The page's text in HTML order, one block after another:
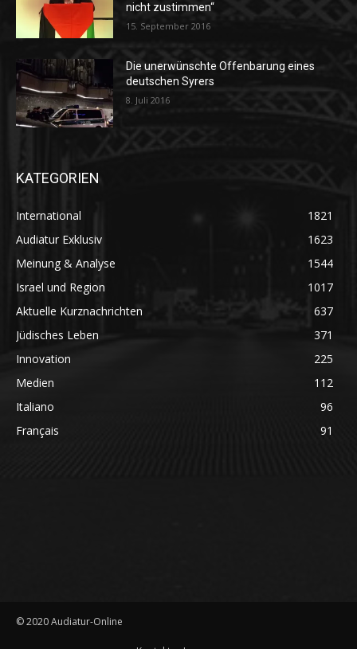
nicht zustimmen“
15. September 2016
Die unerwünschte Offenbarung eines
deutschen Syrers
8. Juli 2016
KATEGORIEN
International
1821
Audiatur Exklusiv
1623
Meinung & Analyse
1544
Israel und Region
1017
Aktuelle Kurznachrichten
637
Jüdisches Leben
371
Innovation
225
Medien
112
Italiano
96
Français
91
© 2020 Audiatur-Online